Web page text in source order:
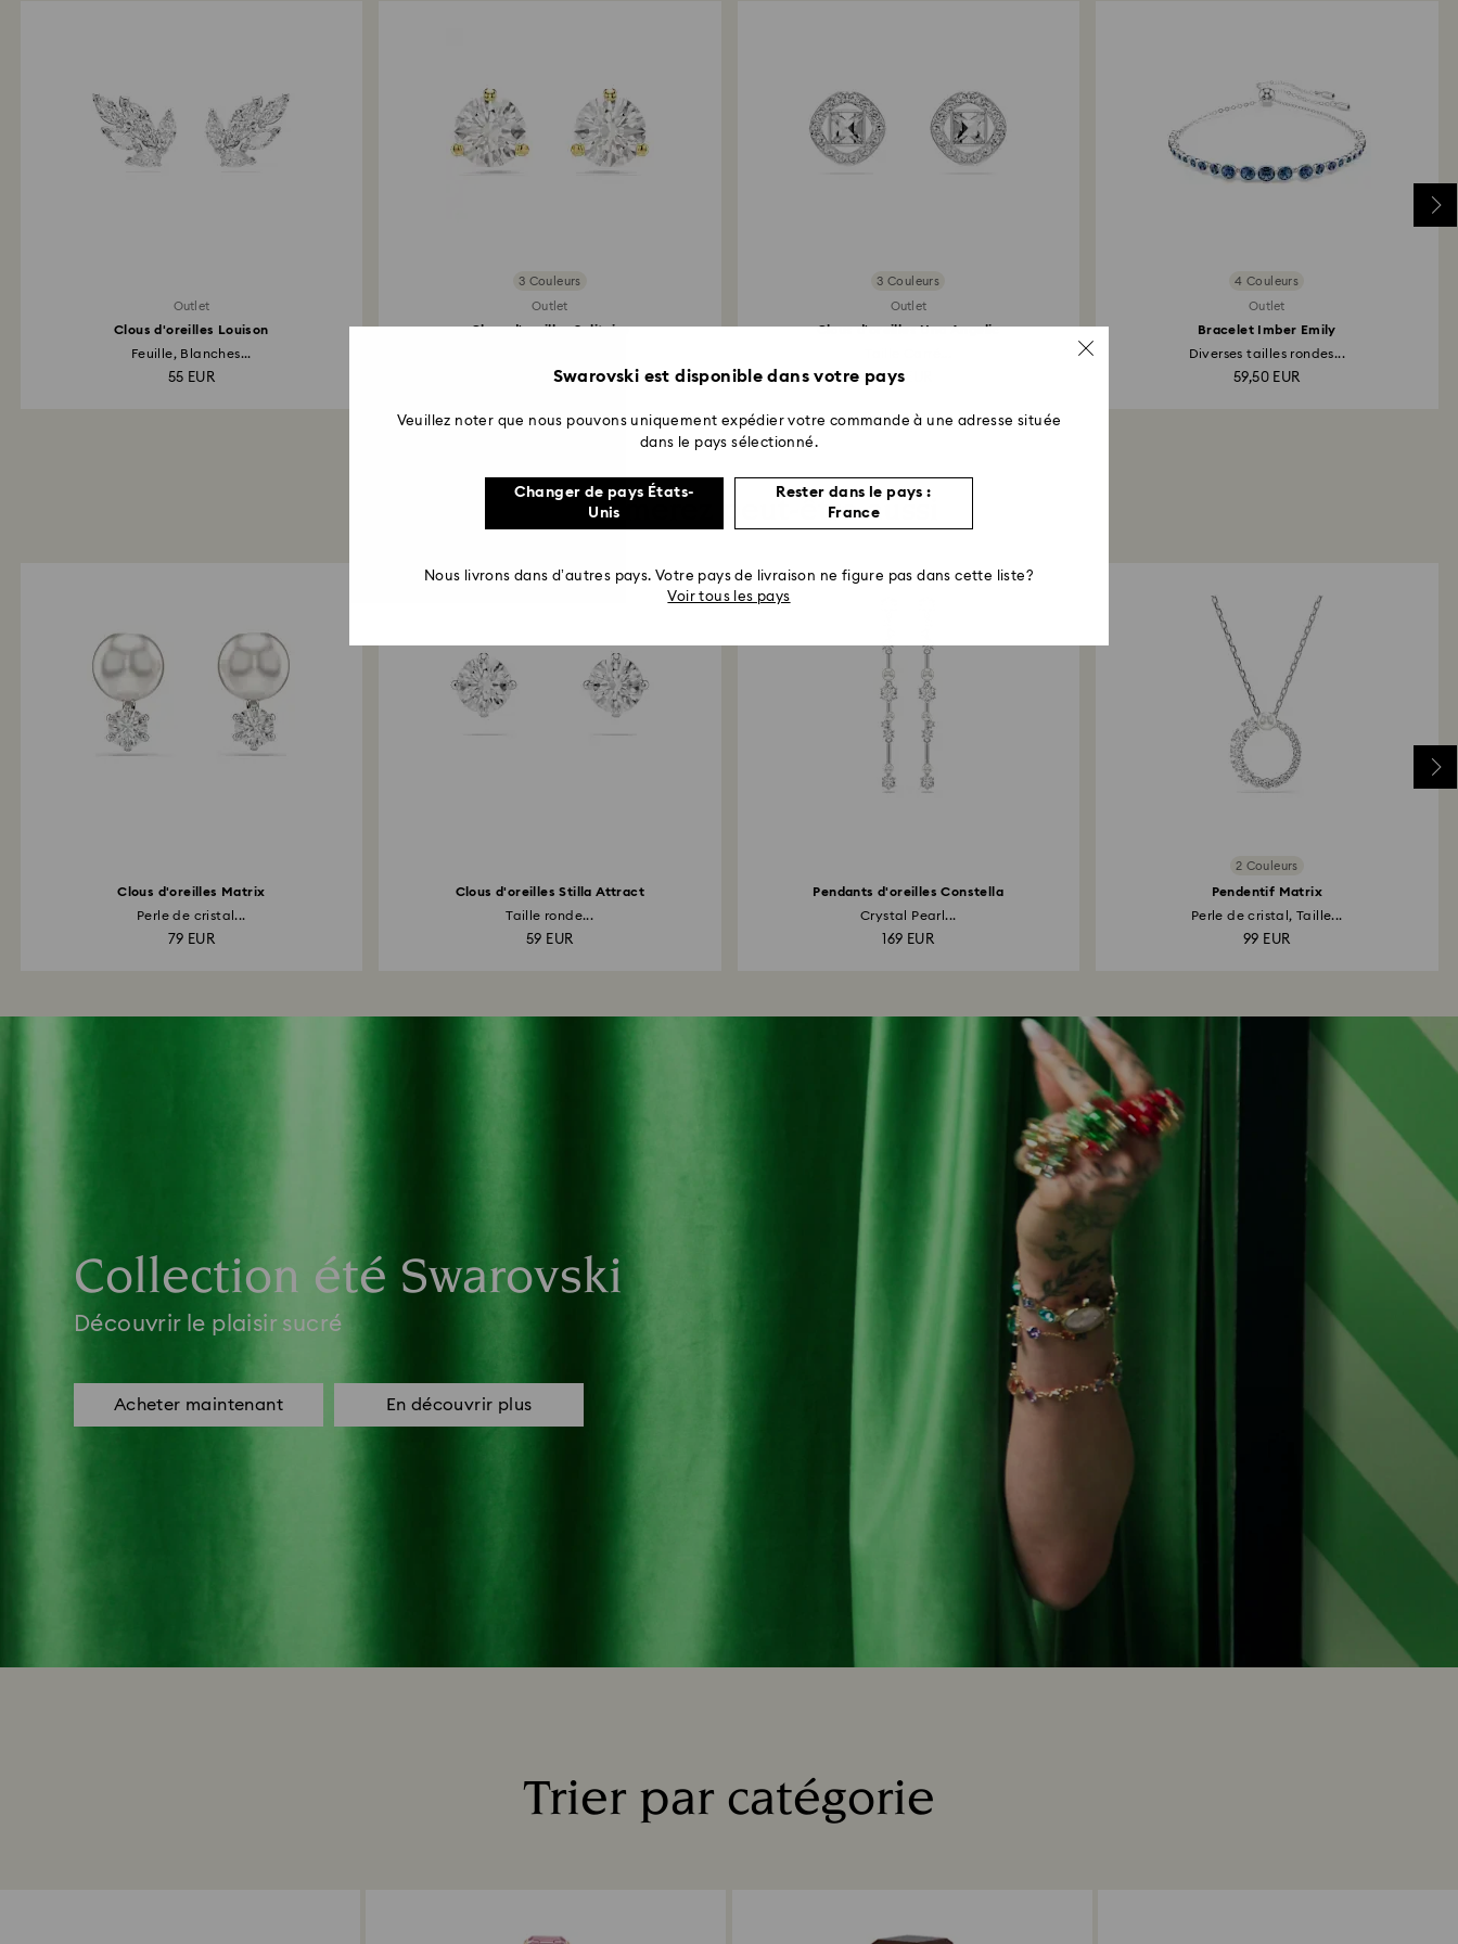
Outlet
Clous d'oreilles Louison
Feuille, Blanches...
55 EUR
3 Couleurs
Outlet
Clous d'oreilles Solitaire
41 EUR
3 Couleurs
Outlet
Clous d'oreilles Una Angelic
48 EUR
4 Couleurs
Outlet
Bracelet Imber Emily
Diverses tailles rondes...
59,50 EUR
Vous aimerez peut-être aussi
Clous d'oreilles Matrix
Perle de cristal...
79 EUR
Clous d'oreilles Stilla Attract
Taille ronde...
59 EUR
Pendants d'oreilles Constella
Crystal Pearl...
169 EUR
2 Couleurs
Pendentif Matrix
Perle de cristal, Taille...
99 EUR
Collection été Swarovski
Découvrir le plaisir sucré
Acheter maintenant En découvrir plus
Trier par catégorie
Swarovski est disponible dans votre pays
Veuillez noter que nous pouvons uniquement expédier votre commande à une adresse située
dans le pays sélectionné.
Changer de pays États-
Unis
Rester dans le pays :
France
Nous livrons dans d’autres pays. Votre pays de livraison ne figure pas dans cette liste?
Voir tous les pays